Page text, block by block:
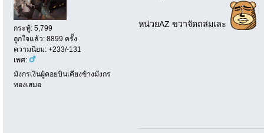
กระทู้: 5,799
ถูกใจแล้ว: 8899 ครั้ง
ความนิยม: +233/-131
เพศ:
มังกรเงินผู้คอยบินเคียงข้างมังกร
ทองเสมอ
หน่วยAZ ขวาจัดถล่มเละ